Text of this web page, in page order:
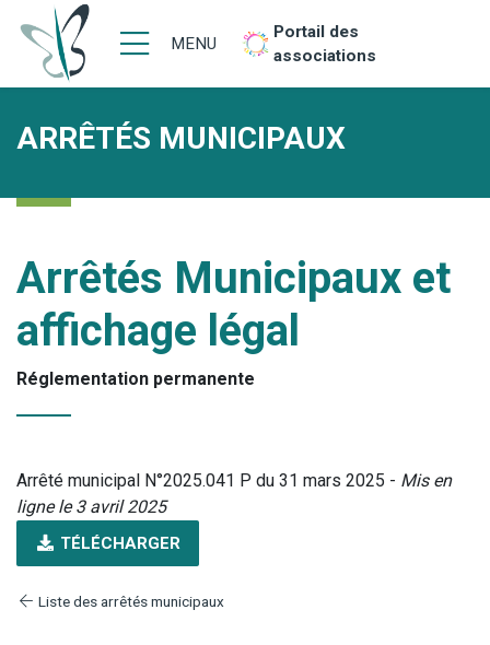
MENU
Portail des
associations
ARRÊTÉS MUNICIPAUX
Arrêtés Municipaux et
affichage légal
Réglementation permanente
Arrêté municipal N°2025.041 P du 31 mars 2025 - Mis en
ligne le 3 avril 2025
TÉLÉCHARGER
Liste des arrêtés municipaux